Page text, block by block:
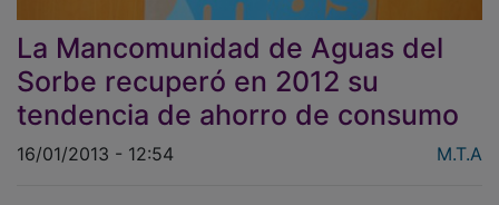
La Mancomunidad de Aguas del
Sorbe recuperó en 2012 su
tendencia de ahorro de consumo
16/01/2013 - 12:54 M.T.A